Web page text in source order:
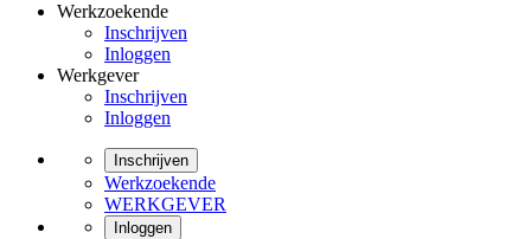
Werkzoekende
Inschrijven
Inloggen
Werkgever
Inschrijven
Inloggen
Inschrijven
Werkzoekende
WERKGEVER
Inloggen